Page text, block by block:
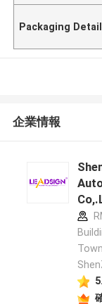
Packaging
企業情報